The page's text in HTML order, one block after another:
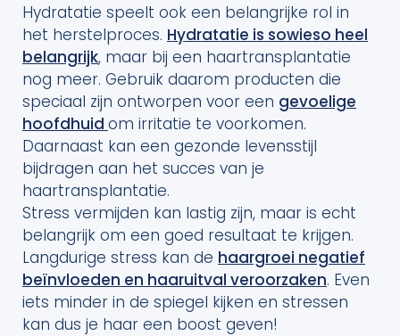
Hydratatie speelt ook een belangrijke rol in
het herstelproces. Hydratatie is sowieso heel
belangrijk, maar bij een haartransplantatie
nog meer. Gebruik daarom producten die
speciaal zijn ontworpen voor een gevoelige
hoofdhuid om irritatie te voorkomen.
Daarnaast kan een gezonde levensstijl
bijdragen aan het succes van je
haartransplantatie.
Stress vermijden kan lastig zijn, maar is echt
belangrijk om een goed resultaat te krijgen.
Langdurige stress kan de haargroei negatief
beïnvloeden en haaruitval veroorzaken. Even
iets minder in de spiegel kijken en stressen
kan dus je haar een boost geven!